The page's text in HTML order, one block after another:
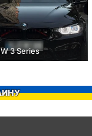
3 Series